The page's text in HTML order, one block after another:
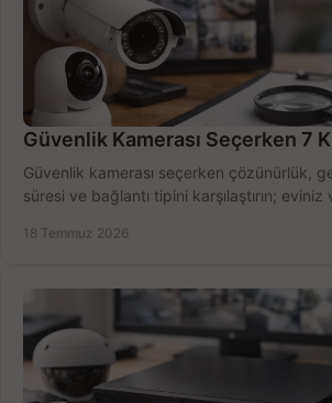
Güvenlik Kamerası Seçerken 7
Güvenlik kamerası seçerken çözünürlük,
süresi ve bağlantı tipini karşılaştırın;
18 Temmuz 2026